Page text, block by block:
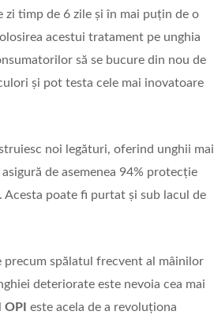
zi timp de 6 zile și în mai puțin de o
acestui tratament pe unghia
să se bucure din nou de
și pot testa cele mai inovatoare
noi legături, oferind unghii mai
asigură de asemenea 94% protecție
poate fi purtat și sub lacul de
spălatul frecvent al mâinilor
deteriorate este nevoia cea mai
OPI este acela de a revoluționa